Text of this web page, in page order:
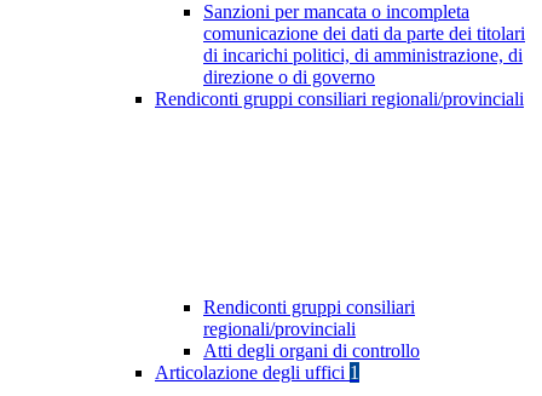
Sanzioni per mancata o incompleta
comunicazione dei dati da parte dei titolari
di incarichi politici, di amministrazione, di
direzione o di governo
Rendiconti gruppi consiliari regionali/provinciali
Rendiconti gruppi consiliari
regionali/provinciali
Atti degli organi di controllo
Articolazione degli uffici 1